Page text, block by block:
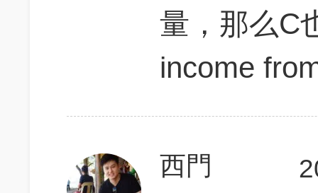
量，那么C
income
西門